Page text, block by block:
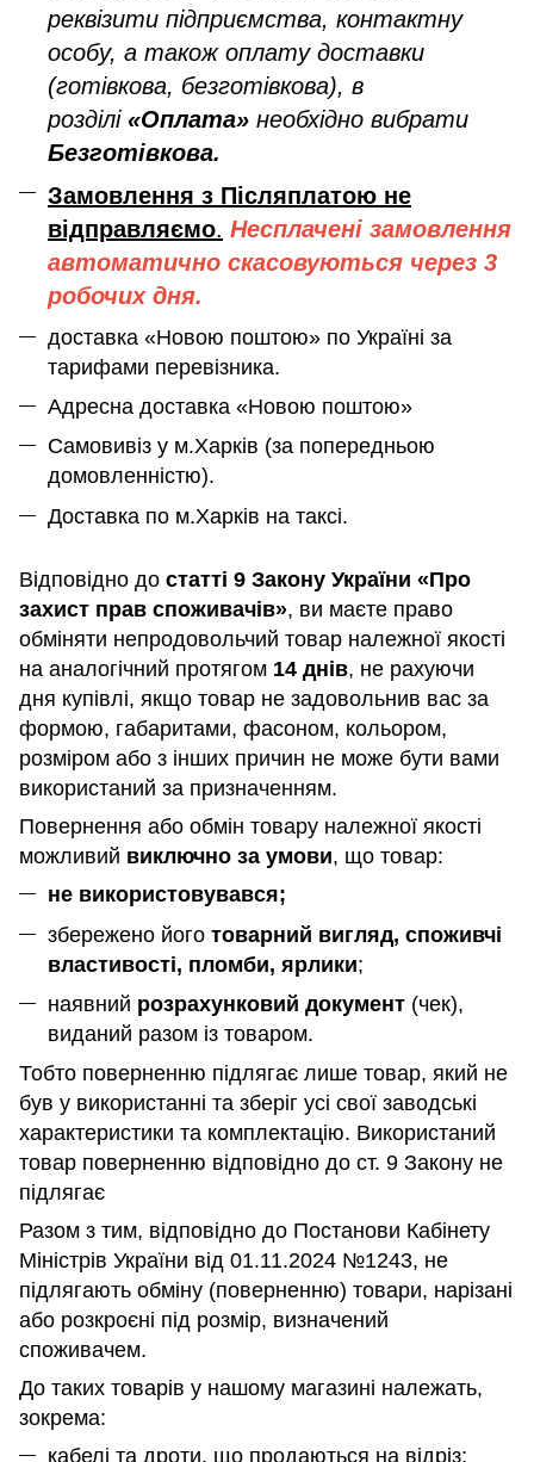
реквізити підприємства, контактну
особу, а також оплату доставки
(готівкова, безготівкова), в
розділі «Оплата» необхідно вибрати
Безготівкова.
Замовлення з Післяплатою не
відправляємо. Несплачені замовлення
автоматично скасовуються через 3
робочих дня.
доставка «Новою поштою» по Україні за
тарифами перевізника.
Адресна доставка «Новою поштою»
Самовивіз у м.Харків (за попередньою
домовленністю).
Доставка по м.Харків на таксі.
Відповідно до статті 9 Закону України «Про
захист прав споживачів», ви маєте право
обміняти непродовольчий товар належної якості
на аналогічний протягом 14 днів, не рахуючи
дня купівлі, якщо товар не задовольнив вас за
формою, габаритами, фасоном, кольором,
розміром або з інших причин не може бути вами
використаний за призначенням.
Повернення або обмін товару належної якості
можливий виключно за умови, що товар:
не використовувався;
збережено його товарний вигляд, споживчі
властивості, пломби, ярлики;
наявний розрахунковий документ (чек),
виданий разом із товаром.
Тобто поверненню підлягає лише товар, який не
був у використанні та зберіг усі свої заводські
характеристики та комплектацію. Використаний
товар поверненню відповідно до ст. 9 Закону не
підлягає
Разом з тим, відповідно до Постанови Кабінету
Міністрів України від 01.11.2024 №1243, не
підлягають обміну (поверненню) товари, нарізані
або розкроєні під розмір, визначений
споживачем.
До таких товарів у нашому магазині належать,
зокрема:
кабелі та дроти, що продаються на відріз;